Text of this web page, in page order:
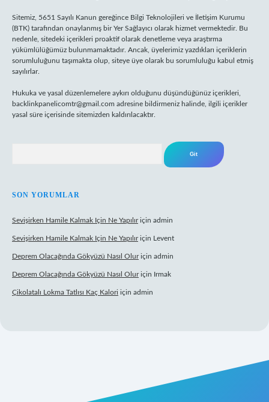
Sitemiz, 5651 Sayılı Kanun gereğince Bilgi Teknolojileri ve İletişim Kurumu
(BTK) tarafından onaylanmış bir Yer Sağlayıcı olarak hizmet vermektedir. Bu
nedenle, sitedeki içerikleri proaktif olarak denetleme veya araştırma
yükümlülüğümüz bulunmamaktadır. Ancak, üyelerimiz yazdıkları içeriklerin
sorumluluğunu taşımakta olup, siteye üye olarak bu sorumluluğu kabul etmiş
sayılırlar.
Hukuka ve yasal düzenlemelere aykırı olduğunu düşündüğünüz içerikleri,
backlinkpanelicomtr@gmail.com adresine bildirmeniz halinde, ilgili içerikler
yasal süre içerisinde sitemizden kaldırılacaktır.
SON YORUMLAR
Sevişirken Hamile Kalmak Için Ne Yapılıriçin admin
Sevişirken Hamile Kalmak Için Ne Yapılıriçin Levent
Deprem Olacağında Gökyüzü Nasıl Oluriçin admin
Deprem Olacağında Gökyüzü Nasıl Oluriçin Irmak
Çikolatalı Lokma Tatlısı Kaç Kalori için admin